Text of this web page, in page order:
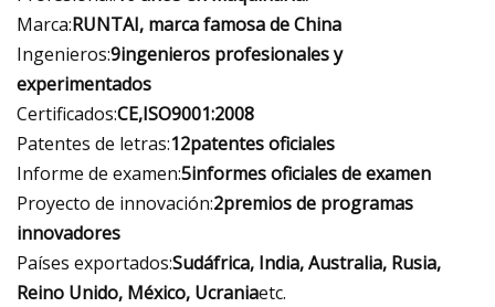
Marca:RUNTAI, marca famosa de China
Ingenieros:9ingenieros profesionales y
experimentados
Certificados:CE,ISO9001:2008
Patentes de letras:12patentes oficiales
Informe de examen:5informes oficiales de examen
Proyecto de innovación:2premios de programas
innovadores
Países exportados:Sudáfrica, India, Australia, Rusia,
Reino Unido, México, Ucraniaetc.